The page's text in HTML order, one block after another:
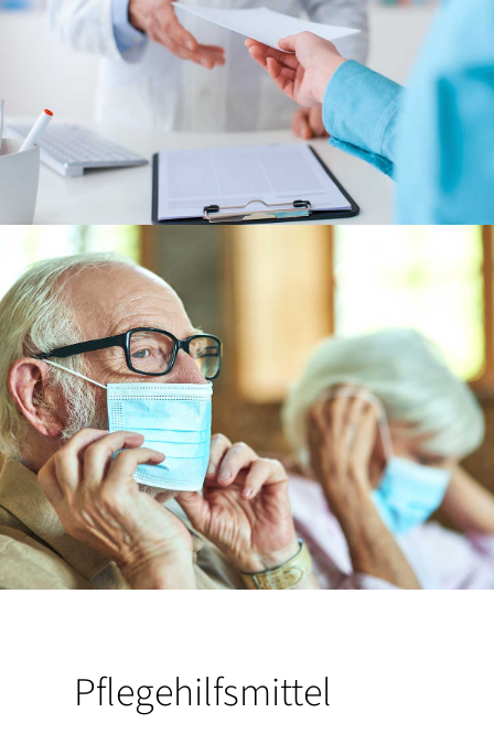
Pflegehilfsmittel